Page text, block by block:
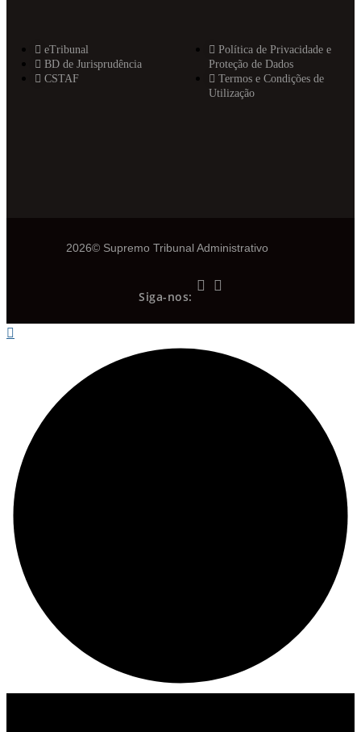
eTribunal
BD de Jurisprudência
CSTAF
Política de Privacidade e
Proteção de Dados
Termos e Condições de
Utilização
2026© Supremo Tribunal Administrativo
Siga-nos: